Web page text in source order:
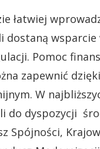
łatwiej
dostaną
Pomoc
zapewnić
W
do dyspozycji
Spójności,